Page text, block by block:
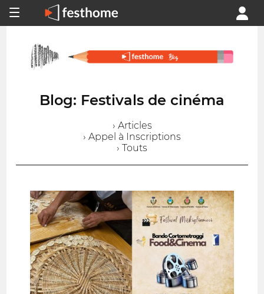
Blog: Festivals de cinéma
› Articles
› Appel à Inscriptions
› Touts